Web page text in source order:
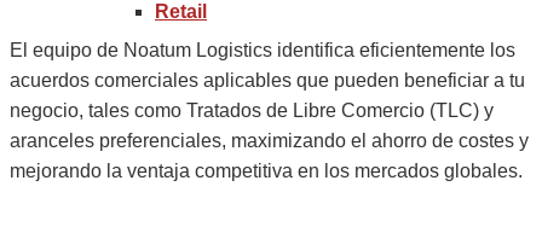
Retail
El equipo de Noatum Logistics identifica eficientemente los
acuerdos comerciales aplicables que pueden beneficiar a tu
negocio, tales como Tratados de Libre Comercio (TLC) y
aranceles preferenciales, maximizando el ahorro de costes y
mejorando la ventaja competitiva en los mercados globales.